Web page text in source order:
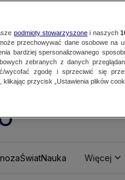
ŚwiatNauka Więcej
podmioty stowarzyszonei naszych
przechowywać dane osobowe na
bardziej spersonalizowanego
zebranych z danych
wycofać zgodę i sprzeciwić się
przycisk „Ustawienia plików